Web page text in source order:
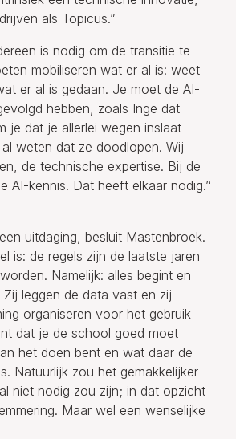
als Topicus.”
is nodig om de transitie te
mobiliseren wat er al is: weet
er al is gedaan. Je moet de AI-
hebben, zoals Inge dat
je dat je allerlei wegen inslaat
weten dat ze doodlopen. Wij
de technische expertise. Bij de
AI-kennis. Dat heeft elkaar nodig.”
uitdaging, besluit Mastenbroek.
is: de regels zijn de laatste jaren
Namelijk: alles begint en
leggen de data vast en zij
organiseren voor het gebruik
dat je de school goed moet
het doen bent en wat daar de
Natuurlijk zou het gemakkelijker
niet nodig zou zijn; in dat opzicht
Maar wel een wenselijke